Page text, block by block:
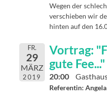
Wegen der
verschieben wir
hinten auf den
FR.
29
MÄRZ
2019
Vortrag:
gute Fee..."
20:00
Referentin: